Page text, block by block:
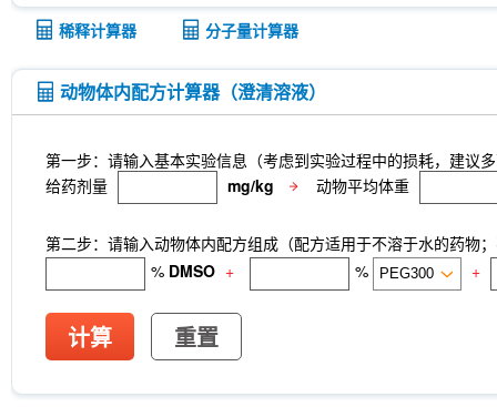
稀释计算器 分子量计算器
动物体内配方计算器（澄清溶液）
第一步：请输入基本实验信息（考虑到实验过程中的损耗，建议
给药剂量
mg/kg 动物平均体重
第二步：请输入动物体内配方组成（配方适用于不溶于水的药物
% DMSO + % +
计算 重置